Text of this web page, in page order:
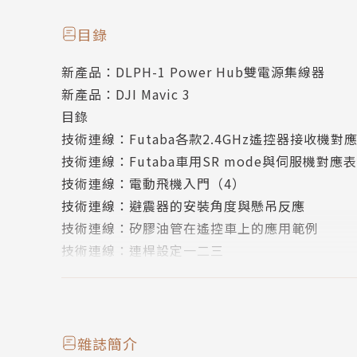
-又穩又快的行車秘訣
-遙控車正常控制的重要媒介
目錄
新產品：DLPH-1 Power Hub雙電源集線器
新產品：DJI Mavic 3
目錄
技術連線：Futaba各款2.4GHz遙控器接收機對
技術連線：Futaba車用SR mode與伺服機對應表
技術連線：電動飛機入門（4）
技術連線：避震器的安裝角度與懸吊反應
技術連線：矽膠油管在遙控車上的應用範例
技術連線：連桿設定一二三
雜誌簡介